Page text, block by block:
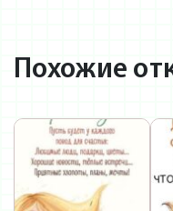
Похожие